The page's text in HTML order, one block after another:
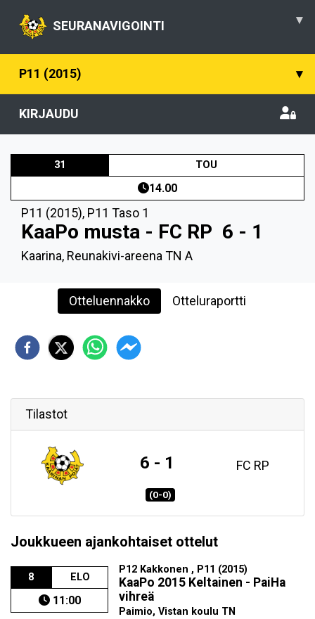
SEURANAVIGOINTI ▾
P11 (2015) ▾
KIRJAUDU
31 TOU
14.00
P11 (2015), P11 Taso 1
KaaPo musta - FC RP 6 - 1
Kaarina, Reunakivi-areena TN A
Otteluennakko Otteluraportti
Tilastot
6 - 1 FC RP
(0-0)
Joukkueen ajankohtaiset ottelut
8 ELO
11:00
P12 Kakkonen , P11 (2015)
KaaPo 2015 Keltainen - PaiHa
vihreä
Paimio, Vistan koulu TN